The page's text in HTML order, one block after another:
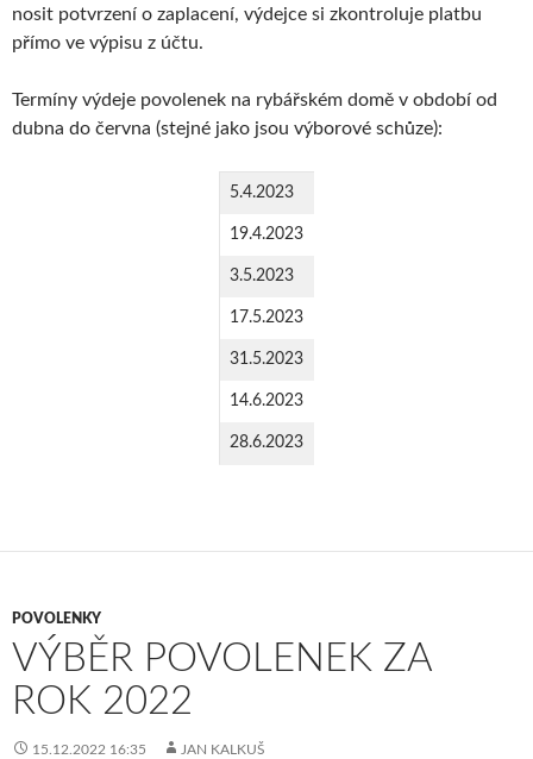
nosit potvrzení o zaplacení, výdejce si zkontroluje platbu
přímo ve výpisu z účtu.
Termíny výdeje povolenek na rybářském domě v období od
dubna do června (stejné jako jsou výborové schůze):
5.4.2023
19.4.2023
3.5.2023
17.5.2023
31.5.2023
14.6.2023
28.6.2023
POVOLENKY
VÝBĚR POVOLENEK ZA
ROK 2022
15.12.2022 16:35 JAN KALKUŠ